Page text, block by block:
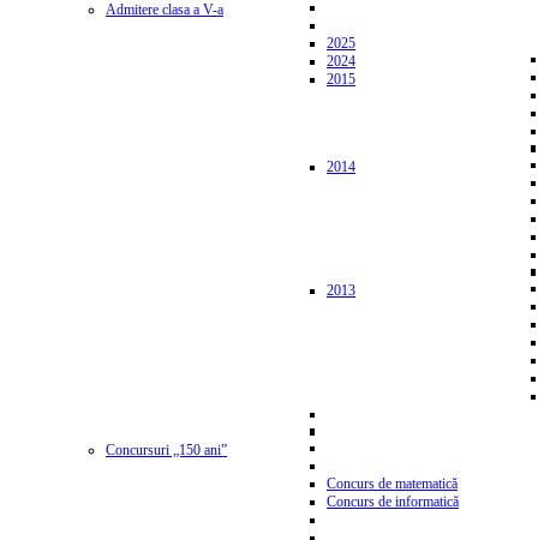
Admitere clasa a V-a
2025
2024
2015
2014
2013
Concursuri „150 ani”
Concurs de matematică
Concurs de informatică